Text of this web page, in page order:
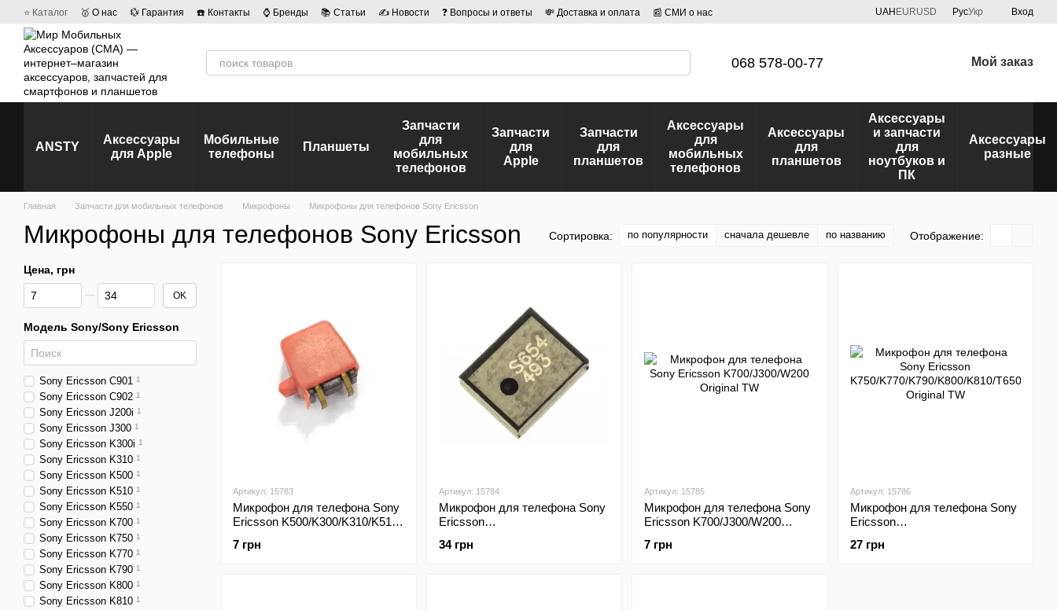
Перейти к основному контенту
⭐ Каталог 🥇 О нас 💱 Гарантия ☎️ Контакты ⌚ Бренды 📚 Статьи ✍ Новости ❓ Вопросы и ответы 💸 Доставка и оплата
📰 СМИ о нас
UAH EURUSD РусУкр Вход
068 578-00-77 Мой заказ
ANSTY
Аксессуары
для Apple
Мобильные
телефоны
Планшеты
Запчасти
для
мобильных
телефонов
Запчасти
для
Apple
Запчасти
для
планшетов
Аксессуары
для
мобильных
телефонов
Аксессуары
для
планшетов
Аксессуары
и запчасти
для
ноутбуков и
ПК
Аксессуары
разные
Главная Запчасти для мобильных телефонов Микрофоны Микрофоны для телефонов Sony Ericsson
Микрофоны для телефонов Sony Ericsson Сортировка: по популярности сначала дешевле по названию Отображение:
Артикул: 15783
Микрофон для телефона Sony
Ericsson K500/K300/K310/K510
7 грн
Артикул: 15784
Микрофон для телефона Sony
Ericsson
Original TW
34 грн
Артикул: 15785
Микрофон для телефона Sony
Ericsson K700/J300/W200
7 грн
Артикул: 15786
Микрофон для телефона Sony
Ericsson
Original TW
27 грн
Цена, грн
От Цена, грн
До Цена, грн OK
Модель Sony/Sony Ericsson
Sony Ericsson C901 1
Sony Ericsson C902 1
Sony Ericsson J200i 1
Sony Ericsson J300 1
Sony Ericsson K300i 1
Sony Ericsson K310 1
Sony Ericsson K500 1
Sony Ericsson K510 1
Sony Ericsson K550 1
Sony Ericsson K700 1
Sony Ericsson K750 1
Sony Ericsson K770 1
Sony Ericsson K790 1
Sony Ericsson K800 1
Sony Ericsson K810 1